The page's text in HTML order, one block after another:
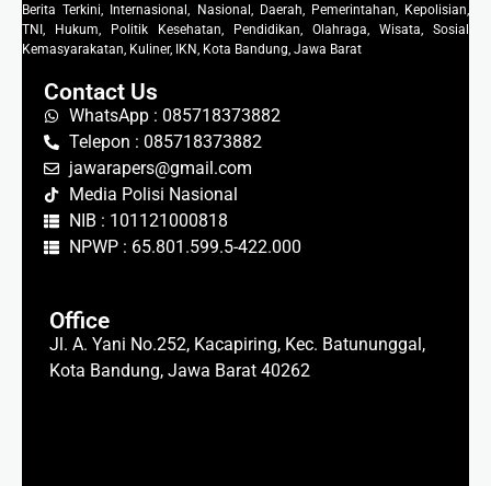
Berita Terkini, Internasional, Nasional, Daerah, Pemerintahan, Kepolisian,
TNI, Hukum, Politik Kesehatan, Pendidikan, Olahraga, Wisata, Sosial
Kemasyarakatan, Kuliner, IKN, Kota Bandung, Jawa Barat
Contact Us
WhatsApp : 085718373882
Telepon : 085718373882
jawarapers@gmail.com
Media Polisi Nasional
NIB : 101121000818
NPWP : 65.801.599.5-422.000
Office
Jl. A. Yani No.252, Kacapiring, Kec. Batununggal,
Kota Bandung, Jawa Barat 40262